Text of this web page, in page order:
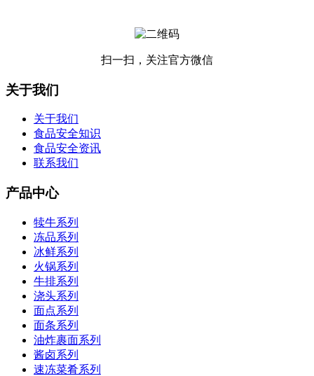
扫一扫，关注官方微信
关于我们
关于我们
食品安全知识
食品安全资讯
联系我们
产品中心
犊牛系列
冻品系列
冰鲜系列
火锅系列
牛排系列
浇头系列
面点系列
面条系列
油炸裹面系列
酱卤系列
速冻菜肴系列